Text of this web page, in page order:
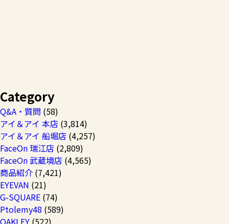
Category
Q&A・質問 (58)
アイ＆アイ 本店 (3,814)
アイ＆アイ 船堀店 (4,257)
FaceOn 瑞江店 (2,809)
FaceOn 武蔵境店 (4,565)
商品紹介 (7,421)
EYEVAN (21)
G-SQUARE (74)
Ptolemy48 (589)
OAKLEY (522)